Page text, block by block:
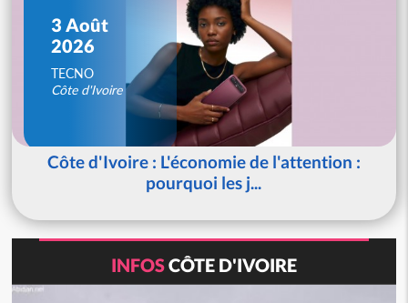
3 Août
2026
TECNO
Côte d'Ivoire
Côte d'Ivoire : L'économie de l'attention :
pourquoi les j...
INFOSCÔTE D'IVOIRE